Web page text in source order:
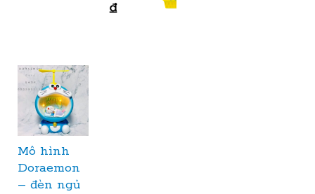
₫
Mô hình
Doraemon
– đèn ngủ